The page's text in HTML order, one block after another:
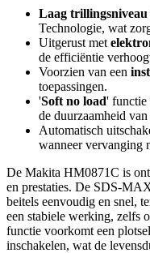
Laag trillingsniveau
Technologie, wat
Uitgerust met
de efficiëntie
Voorzien van een
toepassingen.
'Soft no load' functie
de duurzaamheid
Automatisch
wanneer vervanging
De Makita HM0871C is
en prestaties. De SDS-
beitels eenvoudig en snel,
een stabiele werking, zelfs
functie voorkomt een
inschakelen, wat de